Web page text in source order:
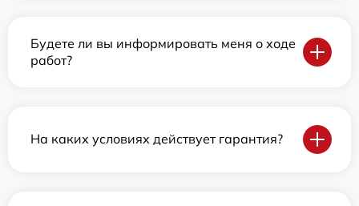
Будете ли вы информировать меня о ходе
работ?
На каких условиях действует гарантия?